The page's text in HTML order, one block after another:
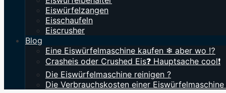
Eiswürfelzangen
Eisschaufeln
Eiscrusher
Blog
Eine Eiswürfelmaschine kaufen ❄ aber wo ⁉️
Crasheis oder Crushed Eis❓ Hauptsache cool❗
Die Eiswürfelmaschine reinigen ?
Die Verbrauchskosten einer Eiswürfelmaschine